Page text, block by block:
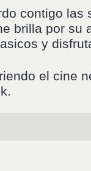
contigo las
brilla por su
y
el cine